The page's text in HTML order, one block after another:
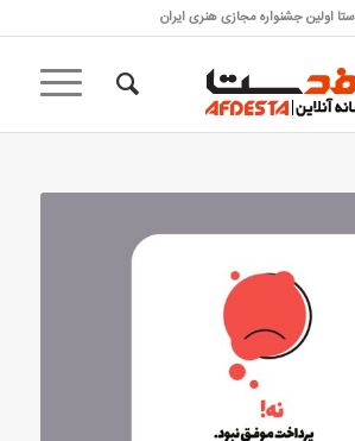
اولین جشنواره مجازی هنری ایران